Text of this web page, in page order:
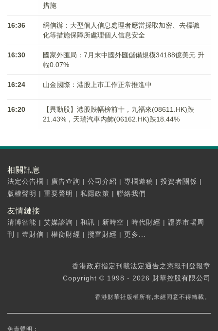
措施
16:36
網信辦：大型個人信息處理者應當採取加密、去標識
化等措施保障所處理個人信息安全
16:30
國家外匯局：7月末中國外匯儲備規模34188億美元 升
幅0.07%
16:24 山金國際：港股上市工作正常推進中
16:20
【異動股】港股跌幅榜前十，九福來(08611.HK)跌
21.43%，天瑞汽車内飾(06162.HK)跌18.44%
相關訊息
法定公告欄 | 廣告查詢 | 公司介紹 | 專欄邀稿 | 投資者關係 |
版權聲明 | 重要聲明 | 私隱政策 | 聯絡我們
友情鏈接
清博智能 | 艾媒諮詢 | 和訊 | 新時空 | 時代財經 | 證券市場周
刊
| 壹財信 | 權衡財經 | 攬富財經 | 更多...
香港政府指定刊載法定通告之憲報刊登報章
Copyright © 1998 - 2026 財華控股有限公司
香港財華社版權所有,未經同意不得轉載。
免責聲明：